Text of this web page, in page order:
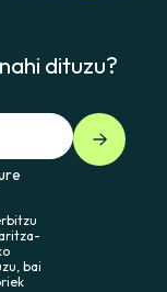
dituzu?
bai